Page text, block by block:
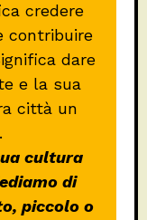
credere
contribuire
dare
e la sua
città un
cultura
di
piccolo o